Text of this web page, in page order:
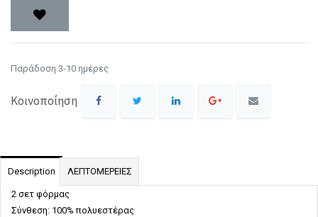
Παράδοση 3-10 ημέρες
Κοινοποίηση
Description ΛΕΠΤΟΜΕΡΕΙΕΣ
2 σετ φόρμας
Σύνθεση: 100% πολυεστέρας